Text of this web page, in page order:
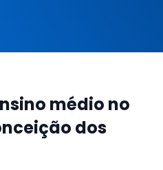
médio no
dos